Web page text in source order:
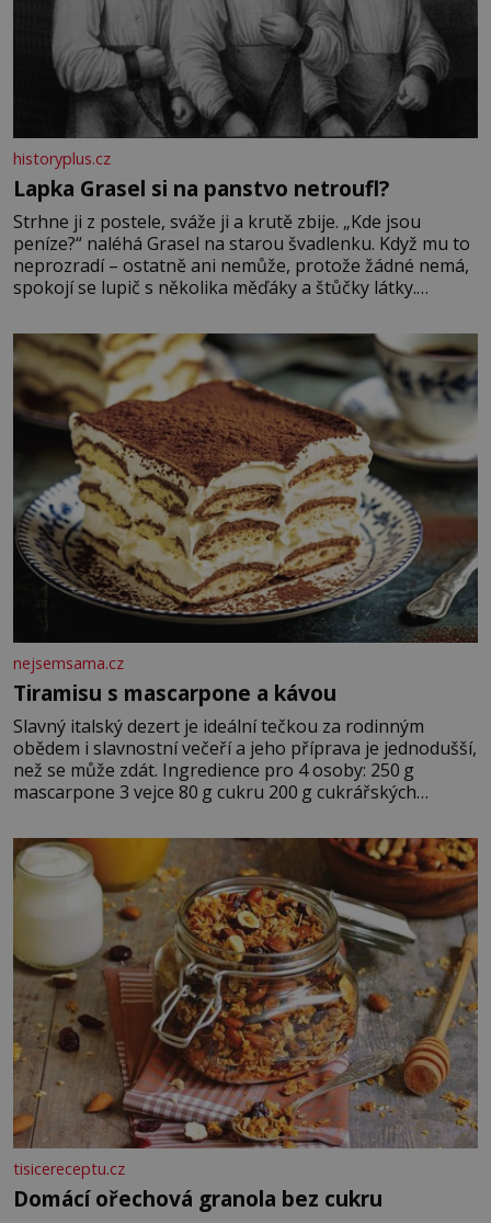
historyplus.cz
Lapka Grasel si na panstvo netroufl?
Strhne ji z postele, sváže ji a krutě zbije. „Kde jsou
peníze?“ naléhá Grasel na starou švadlenku. Když mu to
neprozradí – ostatně ani nemůže, protože žádné nemá,
spokojí se lupič s několika měďáky a štůčky látky.
krutý. Jeho činy budí hrůzu ještě dlouho po jeho smrti
nejsemsama.cz
Tiramisu s mascarpone a kávou
Slavný italský dezert je ideální tečkou za rodinným
obědem i slavnostní večeří a jeho příprava je jednodušší,
než se může zdát. Ingredience pro 4 osoby: 250 g
mascarpone 3 vejce 80 g cukru 200 g cukrářských
posypání Postup: Oddělte žloutky od bílků. Žloutky
vyšlehejte s cukrem do světlé pěny a postupně do nich
vmíchejte mascarpone, aby vznikl hladký
tisicereceptu.cz
Domácí ořechová granola bez cukru